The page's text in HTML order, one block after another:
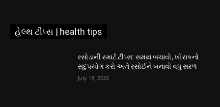
હેલ્થ ટીપ્સ | health tips
રસોડાની સ્માર્ટ ટીપ્સ: સમય બચાવો, ખોરાકનો
સદુપયોગ કરો અને રસોઈને બનાવો વધુ સરળ
July 18, 2026